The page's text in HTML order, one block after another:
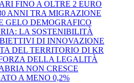
FINO A OLTRE 2 EURO
ANNI TRA MIGRAZIONE
GELO DEMOGRAFICO
LA SOSTENIBILITÀ
DI INNOVAZIONE
DEL TERRITORIO DI KR
DELLA LEGALITÀ
NON CRESCE
A MENO 0,2%